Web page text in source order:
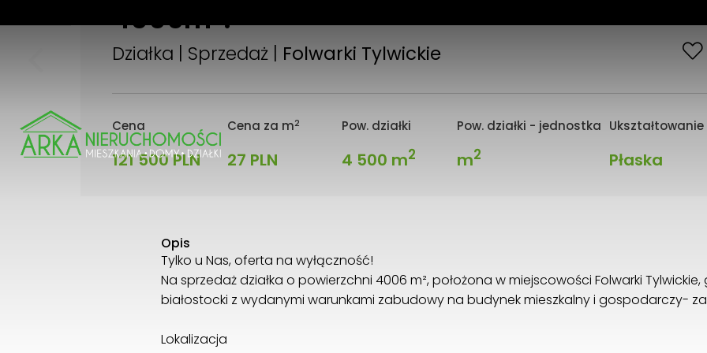
4006m !
Działka | Sprzedaż | Folwarki Tylwickie
Cena
121 500 PLN
Cena za m2
27 PLN
Pow. działki
4 500 m2
Pow. działki - jednostka
m2
Ukształtowanie
Płaska
Opis
Tylko u Nas, oferta na wyłączność!
Na sprzedaż działka o powierzchni 4006 m², położona w miejscowości Folwarki
białostocki z wydanymi warunkami zabudowy na budynek mieszkalny i gospodarczy-
Lokalizacja